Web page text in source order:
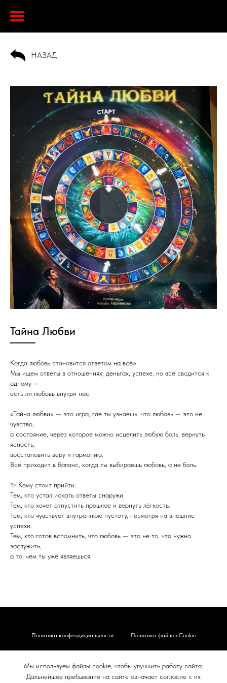
НАЗАД
Тайна Любви
Когда любовь становится ответом на всё»
Мы ищем ответы в отношениях, деньгах, успехе, но всё сводится к
одному —
есть ли любовь внутри нас.
«Тайна любви» — это игра, где ты узнаешь, что любовь — это не
чувство,
а состояние, через которое можно исцелить любую боль, вернуть
ясность,
восстановить веру и гармонию.
Всё приходит в баланс, когда ты выбираешь любовь, а не боль.
✨ Кому стоит прийти:
Тем, кто устал искать ответы снаружи.
Тем, кто хочет отпустить прошлое и вернуть лёгкость.
Тем, кто чувствует внутреннюю пустоту, несмотря на внешние
успехи.
Тем, кто готов вспомнить, что любовь — это не то, что нужно
заслужить,
а то, чем ты уже являешься.
Политика конфендициальности Политика файлов Cookie
Согласие на обработку
Мы используем файлы cookie, чтобы улучшить работу сайта.
Дальнейшее пребывание на сайте означает согласие с их